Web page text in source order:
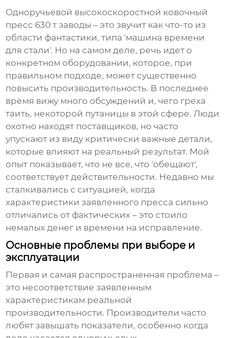
Одноручьевой высокоскоростной ковочный
пресс 630 т заводы – это звучит как что-то из
области фантастики, типа 'машина времени
для стали'. Но на самом деле, речь идет о
конкретном оборудовании, которое, при
правильном подходе, может существенно
повысить производительность. В последнее
время вижу много обсуждений и, чего греха
таить, некоторой путаницы в этой сфере. Люди
охотно находят поставщиков, но часто
упускают из виду критически важные детали,
которые влияют на реальный результат. Мой
опыт показывает, что не все, что 'обещают',
соответствует действительности. Недавно мы
сталкивались с ситуацией, когда
характеристики заявленного пресса сильно
отличались от фактических – это стоило
немалых денег и времени на исправление.
Основные проблемы при выборе и
эксплуатации
Первая и самая распространенная проблема –
это несоответствие заявленным
характеристикам реальной
производительности. Производители часто
любят завышать показатели, особенно когда